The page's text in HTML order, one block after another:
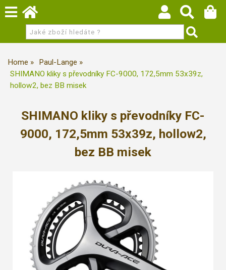
Home
Paul-Lange
SHIMANO kliky s převodníky FC-9000, 172,5mm 53x39z,
hollow2, bez BB misek
SHIMANO kliky s převodníky FC-
9000, 172,5mm 53x39z, hollow2,
bez BB misek